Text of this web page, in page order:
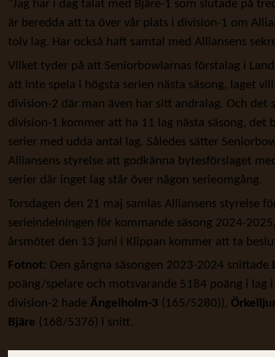
”Jag har i dag talat med Bjäre-1 som slutade på
är beredda att ta över vår plats i division-1 om
tolv lag. Har också haft samtal med Alliansens
Vilket tyder på att Seniorbowlarnas förstalag i
att inte spela i högsta serien nästa säsong, laget
division-2 där man även har sitt andralag. Och det
division-1 kommer att ha 11 lag nästa säsong, det
serier med udda antal lag. Således sätter
Alliansens styrelse att godkänna bytesförslaget
serier där inget lag står över någon serieomgång.
Torsdagen den 21 maj samlas Alliansens styrelse
serieindelningen för kommande säsong 2024-
årsmötet den 13 juni i Klippan kommer att ta
Fotnot: Den gångna säsongen 2023-2024 snittade
poäng/spelare och motsvarande 5184 poäng i lag
division-2 hade Ängelholm-3 (165/5280)),
Bjäre (168/5376) i snitt.